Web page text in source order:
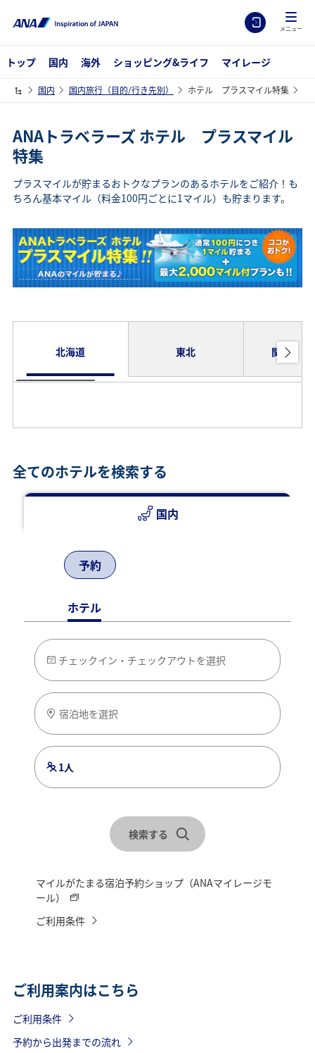
メニュー
トップ 国内 海外 ショッピング&ライフ マイレージ
国内 国内旅行（目的/行き先別） ホテル プラスマイル特集
ANAトラベラーズ ホテル プラスマイル
特集
プラスマイルが貯まるおトクなプランのあるホテルをご紹介！も
ちろん基本マイル（料金100円ごとに1マイル）も貯まります。
北海道 東北 関東・甲
全てのホテルを検索する
国内
予約
ホテル
チェックイン・チェックアウトを選択
宿泊地を選択
1人
検索する
マイルがたまる宿泊予約ショップ（ANAマイレージモ
ール）
ご利用条件
ご利用案内はこちら
ご利用条件
予約から出発までの流れ